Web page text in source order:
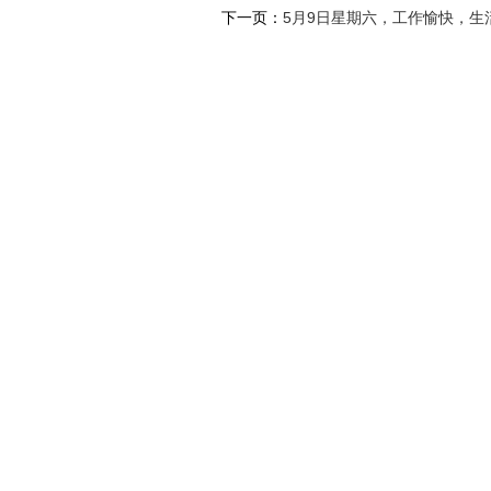
下一页： 5月9日星期六，工作愉快，生